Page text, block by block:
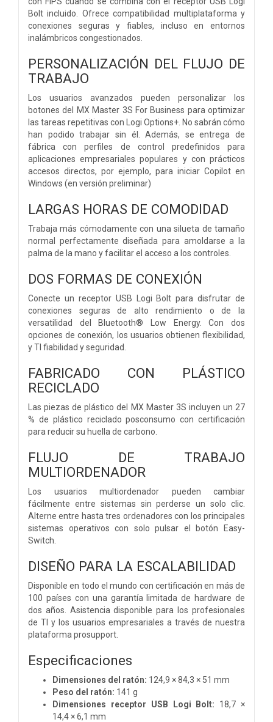
Bolt incluido. Ofrece compatibilidad multiplataforma y
conexiones seguras y fiables, incluso en entornos
inalámbricos congestionados.
PERSONALIZACIÓN DEL FLUJO DE
TRABAJO
Los usuarios avanzados pueden personalizar los
botones del MX Master 3S For Business para optimizar
las tareas repetitivas con Logi Options+. No sabrán cómo
han podido trabajar sin él. Además, se entrega de
fábrica con perfiles de control predefinidos para
aplicaciones empresariales populares y con prácticos
accesos directos, por ejemplo, para iniciar Copilot en
Windows (en versión preliminar)
LARGAS HORAS DE COMODIDAD
Trabaja más cómodamente con una silueta de tamaño
normal perfectamente diseñada para amoldarse a la
palma de la mano y facilitar el acceso a los controles.
DOS FORMAS DE CONEXIÓN
Conecte un receptor USB Logi Bolt para disfrutar de
conexiones seguras de alto rendimiento o de la
versatilidad del Bluetooth® Low Energy. Con dos
opciones de conexión, los usuarios obtienen flexibilidad,
y TI fiabilidad y seguridad.
FABRICADO CON PLÁSTICO
RECICLADO
Las piezas de plástico del MX Master 3S incluyen un 27
% de plástico reciclado posconsumo con certificación
para reducir su huella de carbono.
FLUJO DE TRABAJO
MULTIORDENADOR
Los usuarios multiordenador pueden cambiar
fácilmente entre sistemas sin perderse un solo clic.
Alterne entre hasta tres ordenadores con los principales
sistemas operativos con solo pulsar el botón Easy-
Switch.
DISEÑO PARA LA ESCALABILIDAD
Disponible en todo el mundo con certificación en más de
100 países con una garantía limitada de hardware de
dos años. Asistencia disponible para los profesionales
de TI y los usuarios empresariales a través de nuestra
plataforma prosupport.
Especificaciones
Dimensiones del ratón: 124,9 × 84,3 × 51 mm
Peso del ratón: 141 g
Dimensiones receptor USB Logi Bolt: 18,7 ×
14,4 × 6,1 mm